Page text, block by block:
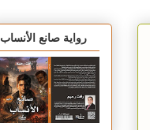
رواية صانع الأنساب